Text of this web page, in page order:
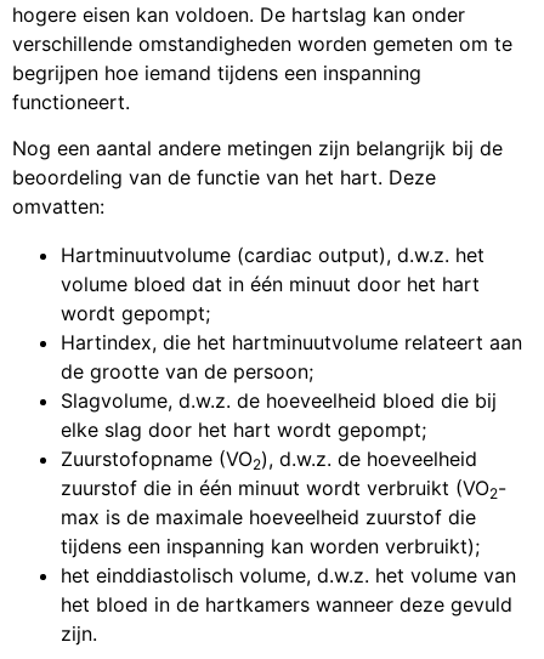
hogere eisen kan voldoen. De hartslag kan onder
verschillende omstandigheden worden gemeten om te
begrijpen hoe iemand tijdens een inspanning
functioneert.
Nog een aantal andere metingen zijn belangrijk bij de
beoordeling van de functie van het hart. Deze
omvatten:
Hartminuutvolume (cardiac output), d.w.z. het
volume bloed dat in één minuut door het hart
wordt gepompt;
Hartindex, die het hartminuutvolume relateert aan
de grootte van de persoon;
Slagvolume, d.w.z. de hoeveelheid bloed die bij
elke slag door het hart wordt gepompt;
Zuurstofopname (VO2), d.w.z. de hoeveelheid
zuurstof die in één minuut wordt verbruikt (VO2-
max is de maximale hoeveelheid zuurstof die
tijdens een inspanning kan worden verbruikt);
het einddiastolisch volume, d.w.z. het volume van
het bloed in de hartkamers wanneer deze gevuld
zijn.